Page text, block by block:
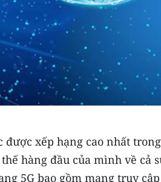
được xếp hạng cao nhất
hàng đầu của mình về cả
5G bao gồm mạng truy